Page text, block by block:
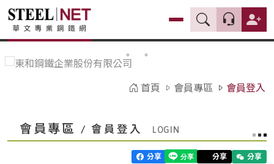
首頁 會員專區 會員登入
會員專區 / 會員登入
分享 分享 分享